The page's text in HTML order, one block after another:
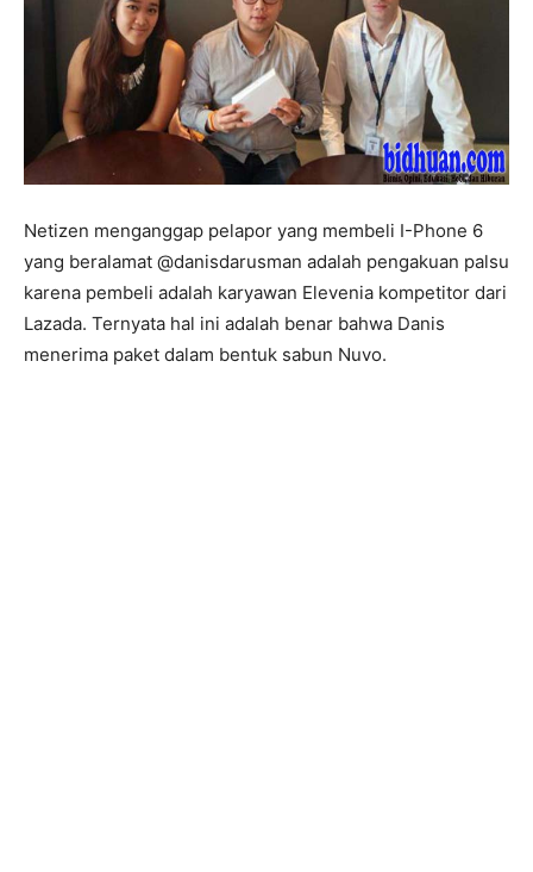
Netizen menganggap pelapor yang membeli I-Phone 6
yang beralamat @danisdarusman adalah pengakuan palsu
karena pembeli adalah karyawan Elevenia kompetitor dari
Lazada. Ternyata hal ini adalah benar bahwa Danis
menerima paket dalam bentuk sabun Nuvo.